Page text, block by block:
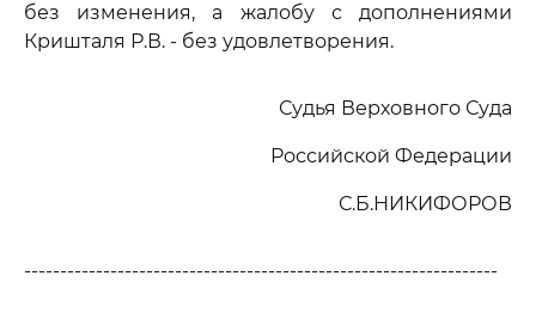
без изменения, а жалобу с дополнениями
Кришталя Р.В. - без удовлетворения.
Судья Верховного Суда
Российской Федерации
С.Б.НИКИФОРОВ
------------------------------------------------------------------